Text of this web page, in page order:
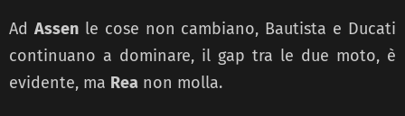
Ad Assenle cose non cambiano, Bautista e Ducati
continuano a dominare, il gap tra le due moto, è
evidente, ma Rea non molla.